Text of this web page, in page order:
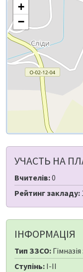
+
−
УЧАСТЬ НА
Вчителів:0
Рейтинг закладу:
ІНФОРМАЦІЯ
Тип ЗЗСО:
Ступінь: I-II